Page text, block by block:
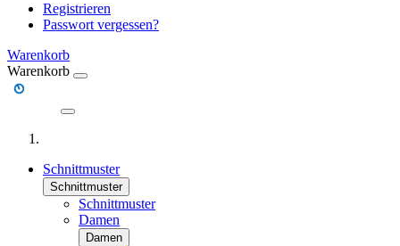
Registrieren
Passwort vergessen?
Warenkorb
Warenkorb
Schnittmuster
Schnittmuster
Schnittmuster
Damen
Damen